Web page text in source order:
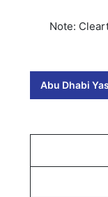
Note:
Abu Dhabi